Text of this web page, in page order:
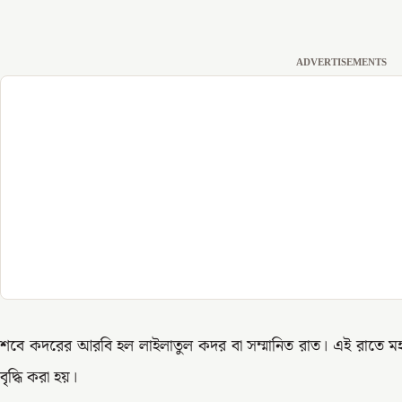
ADVERTISEMENTS
শবে কদরের আরবি হল লাইলাতুল কদর বা সম্মানিত রাত। এই রাতে
বৃদ্ধি করা হয়।